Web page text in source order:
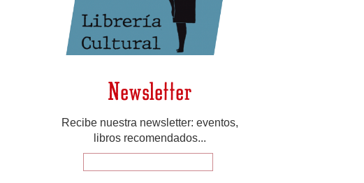
Newsletter
Recibe nuestra newsletter: eventos,
libros recomendados...